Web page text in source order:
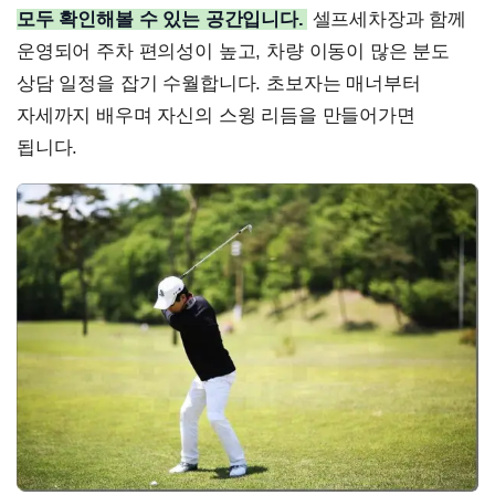
모두 확인해볼 수 있는 공간입니다. 셀프세차장과 함께
운영되어 주차 편의성이 높고, 차량 이동이 많은 분도
상담 일정을 잡기 수월합니다. 초보자는 매너부터
자세까지 배우며 자신의 스윙 리듬을 만들어가면
됩니다.